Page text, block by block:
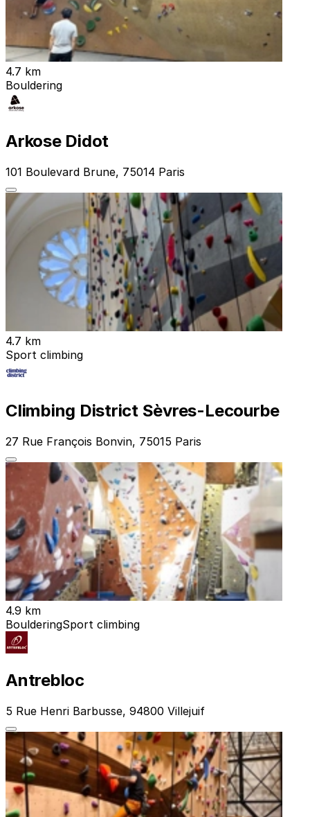
4.7 km
Bouldering
Arkose Didot
101 Boulevard Brune, 75014 Paris
4.7 km
Sport climbing
Climbing District Sèvres-Lecourbe
27 Rue François Bonvin, 75015 Paris
4.9 km
BoulderingSport climbing
Antrebloc
5 Rue Henri Barbusse, 94800 Villejuif